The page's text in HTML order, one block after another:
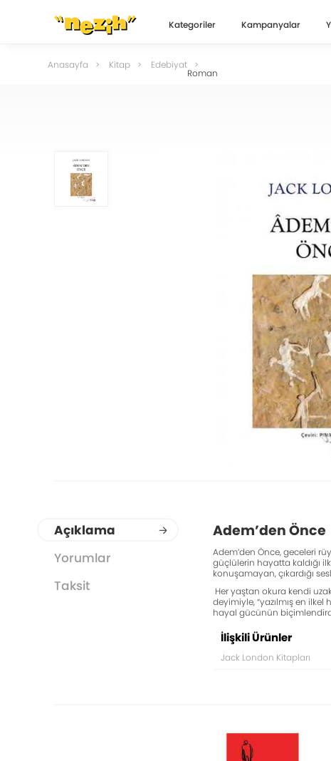
Kategoriler Kampanyalar
Anasayfa Kitap Edebiyat
Roman
Açıklama
Yorumlar
Taksit
Adem’den Önce
Adem’den Önce, geceleri
güçlülerin hayatta kaldığı
konuşamayan, çıkardığı
Her yaştan okura kendi
deyimiyle, “yazılmış en
hayal gücünün
İlişkili Ürünler
Jack London Kitapları